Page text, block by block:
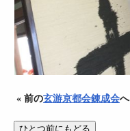
« 前の玄游京都会錬成会へ